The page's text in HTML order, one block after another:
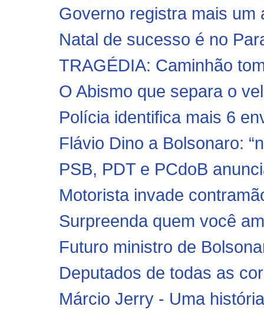
Governo registra mais
Natal de sucesso é no
TRAGÉDIA: Caminhão
O Abismo que separa o
Polícia identifica mais 6
Flávio Dino a Bolsonaro:
PSB, PDT e PCdoB
Motorista invade
Surpreenda quem você
Futuro ministro de
Deputados de todas as
Márcio Jerry - Uma